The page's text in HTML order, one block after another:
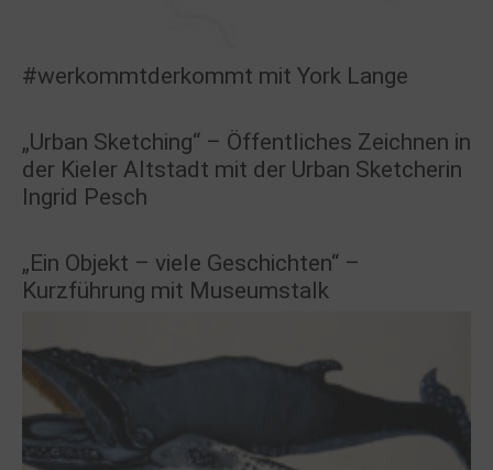
#werkommtderkommt mit York Lange
„Urban Sketching“ – Öffentliches Zeichnen in
der Kieler Altstadt mit der Urban Sketcherin
Ingrid Pesch
„Ein Objekt – viele Geschichten“ –
Kurzführung mit Museumstalk